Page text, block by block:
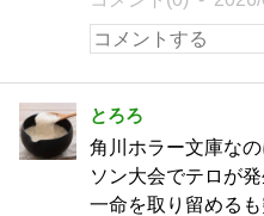
とろろ
角川ホラー文庫な
ソン大会でテロが
一命を取り留める